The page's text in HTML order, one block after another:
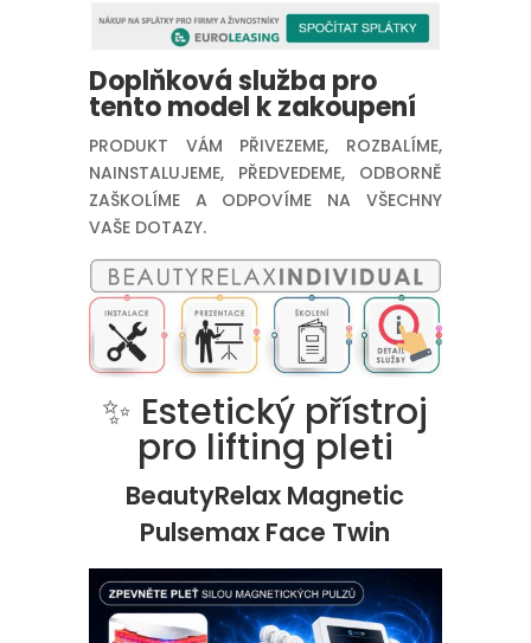
Doplňková služba pro
tento model k zakoupení
PRODUKT VÁM PŘIVEZEME, ROZBALÍME,
NAINSTALUJEME, PŘEDVEDEME, ODBORNĚ
ZAŠKOLÍME A ODPOVÍME NA VŠECHNY
VAŠE DOTAZY.
✨ Estetický přístroj
pro lifting pleti
BeautyRelax Magnetic
Pulsemax Face Twin